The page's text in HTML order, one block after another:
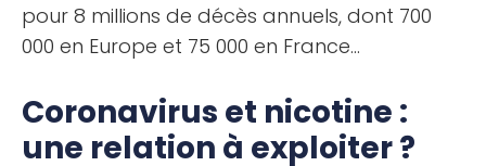
pour 8 millions de décès annuels, dont 700
000 en Europe et 75 000 en France…
Coronavirus et nicotine :
une relation à exploiter ?